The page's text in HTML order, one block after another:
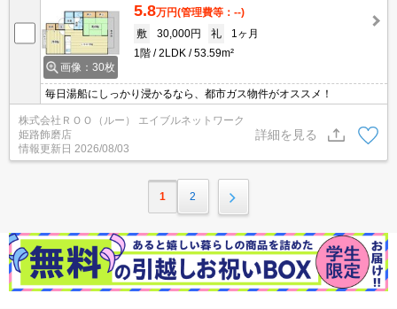
画像：30枚
5.8万円(管理費等：--)
敷
30,000円 礼
1ヶ月
1階
2LDK 53.59m²
毎日湯船にしっかり浸かるなら、都市ガス物件がオススメ！
株式会社ＲＯＯ（ルー） エイブルネットワーク
姫路飾磨店
情報更新日 2026/08/03
詳細を見る
1 2